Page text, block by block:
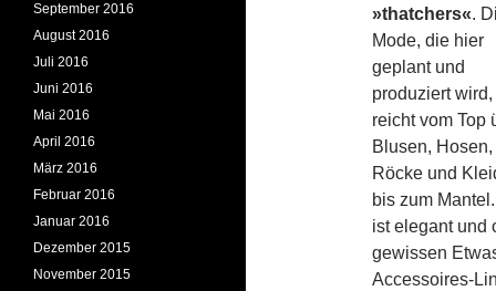
»thatchers«.
Mode, die hier
geplant und
produziert wird,
reicht vom Top
Blusen, Hosen,
Röcke und
bis zum
ist elegant und
gewissen
Accessoires-
September 2016
August 2016
Juli 2016
Juni 2016
Mai 2016
April 2016
März 2016
Februar 2016
Januar 2016
Dezember 2015
November 2015